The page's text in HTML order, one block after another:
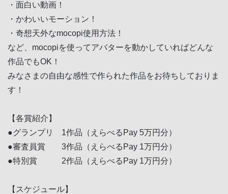
・面白い動画！
・かわいいモーション！
・奇想天外なmocopi使用方法！
など、mocopiを使ってアバターを動かしていればどんな
作品でもOK！
みなさまの自由な感性で作られた作品をお待ちしておりま
す！
【各賞紹介】
●グランプリ 1作品（えらべるPay 5万円分）
●審査員賞 3作品（えらべるPay 1万円分）
●特別賞 2作品（えらべるPay 1万円分）
【スケジュール】